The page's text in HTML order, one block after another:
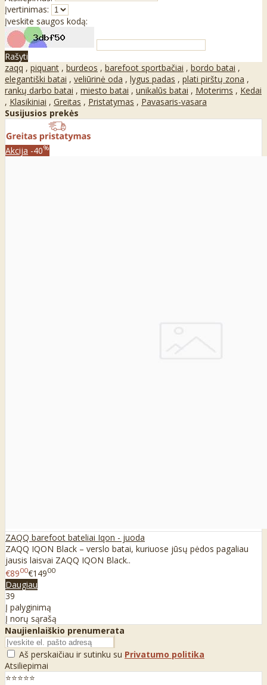
Įvertinimas:
Įveskite saugos kodą:
Rašyti
zaqq , piquant , burdeos , barefoot sportbačiai , bordo batai ,
elegantiški batai , veliūrinė oda , lygus padas , plati pirštų zona ,
rankų darbo batai , miesto batai , unikalūs batai , Moterims , Kedai
, Klasikiniai , Greitas , Pristatymas , Pavasaris-vasara
Susijusios prekės
Akcija -40%
ZAQQ barefoot bateliai Iqon - juoda
ZAQQ IQON Black – verslo batai, kuriuose jūsų pėdos pagaliau
jausis laisvai ZAQQ IQON Black..
€8900€14900
Daugiau
39
Į palyginimą
Į norų sąrašą
Naujienlaiškio prenumerata
Aš perskaičiau ir sutinku su Privatumo politika
Atsiliepimai
⭐⭐⭐⭐⭐